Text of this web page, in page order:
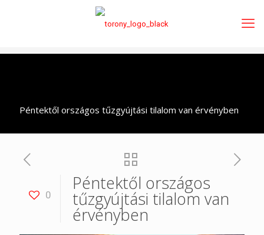
Péntektől országos tűzgyújtási tilalom van érvényben
0
Péntektől országos
tűzgyújtási tilalom van
érvényben